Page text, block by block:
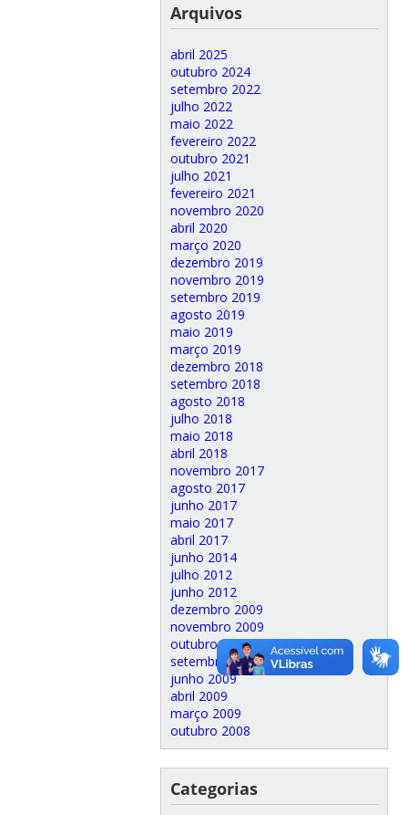
Arquivos
abril 2025
outubro 2024
setembro 2022
julho 2022
maio 2022
fevereiro 2022
outubro 2021
julho 2021
fevereiro 2021
novembro 2020
abril 2020
março 2020
dezembro 2019
novembro 2019
setembro 2019
agosto 2019
maio 2019
março 2019
dezembro 2018
setembro 2018
agosto 2018
julho 2018
maio 2018
abril 2018
novembro 2017
agosto 2017
junho 2017
maio 2017
abril 2017
junho 2014
julho 2012
junho 2012
dezembro 2009
novembro 2009
outubro 2009
setembro 2009
junho 2009
abril 2009
março 2009
outubro 2008
Categorias